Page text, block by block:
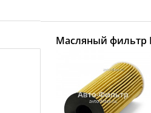
Масляный фильтр